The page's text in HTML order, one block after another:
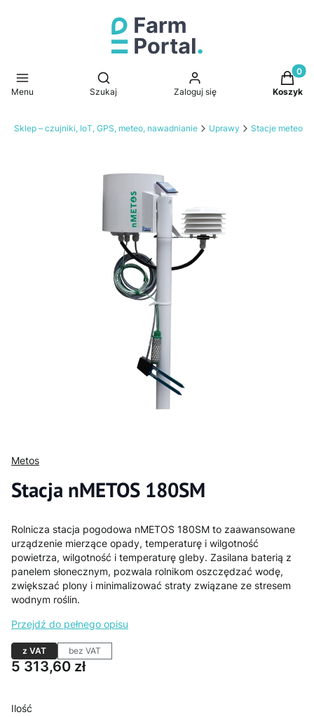
Menu
Otwórz wyszukiwarkę
Szukaj Zaloguj się Koszyk
Sklep – czujniki, IoT, GPS, meteo, nawadnianie Uprawy Stacje meteo
Metos
Stacja nMETOS 180SM
Rolnicza stacja pogodowa nMETOS 180SM to zaawansowane
urządzenie mierzące opady, temperaturę i wilgotność
powietrza, wilgotność i temperaturę gleby. Zasilana baterią z
panelem słonecznym, pozwala rolnikom oszczędzać wodę,
zwiększać plony i minimalizować straty związane ze stresem
wodnym roślin.
Przejdź do pełnego opisu
z VAT bez VAT
Cena
5 313,60 zł
Ilość